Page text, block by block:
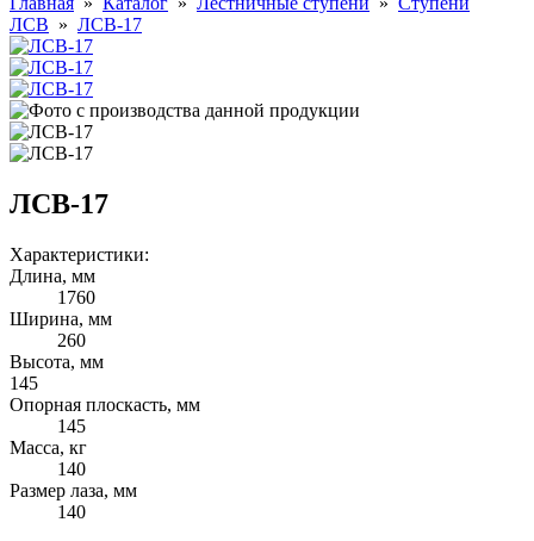
ЛСВ » ЛСВ-17
ЛСВ-17
Характеристики:
Длина, мм
1760
Ширина, мм
260
Высота, мм
145
Опорная плоскасть, мм
145
Масса, кг
140
Размер лаза, мм
140